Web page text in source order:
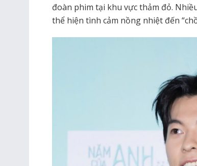
đoàn phim tại khu vực thảm đỏ.
thể hiện tình cảm nồng nhiệt đến